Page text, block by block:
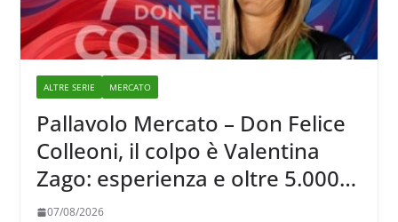
ALTRE SERIE MERCATO
Pallavolo Mercato – Don Felice
Colleoni, il colpo è Valentina
Zago: esperienza e oltre 5.000
punti al servizio di Trescore
07/08/2026